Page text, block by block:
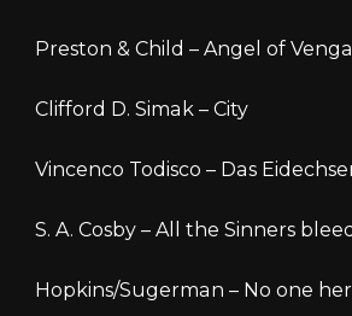
Preston & Child – Angel of
Clifford D. Simak – City
Vincenco Todisco – Das
S. A. Cosby – All the Sinners bleed
Hopkins/Sugerman – No one